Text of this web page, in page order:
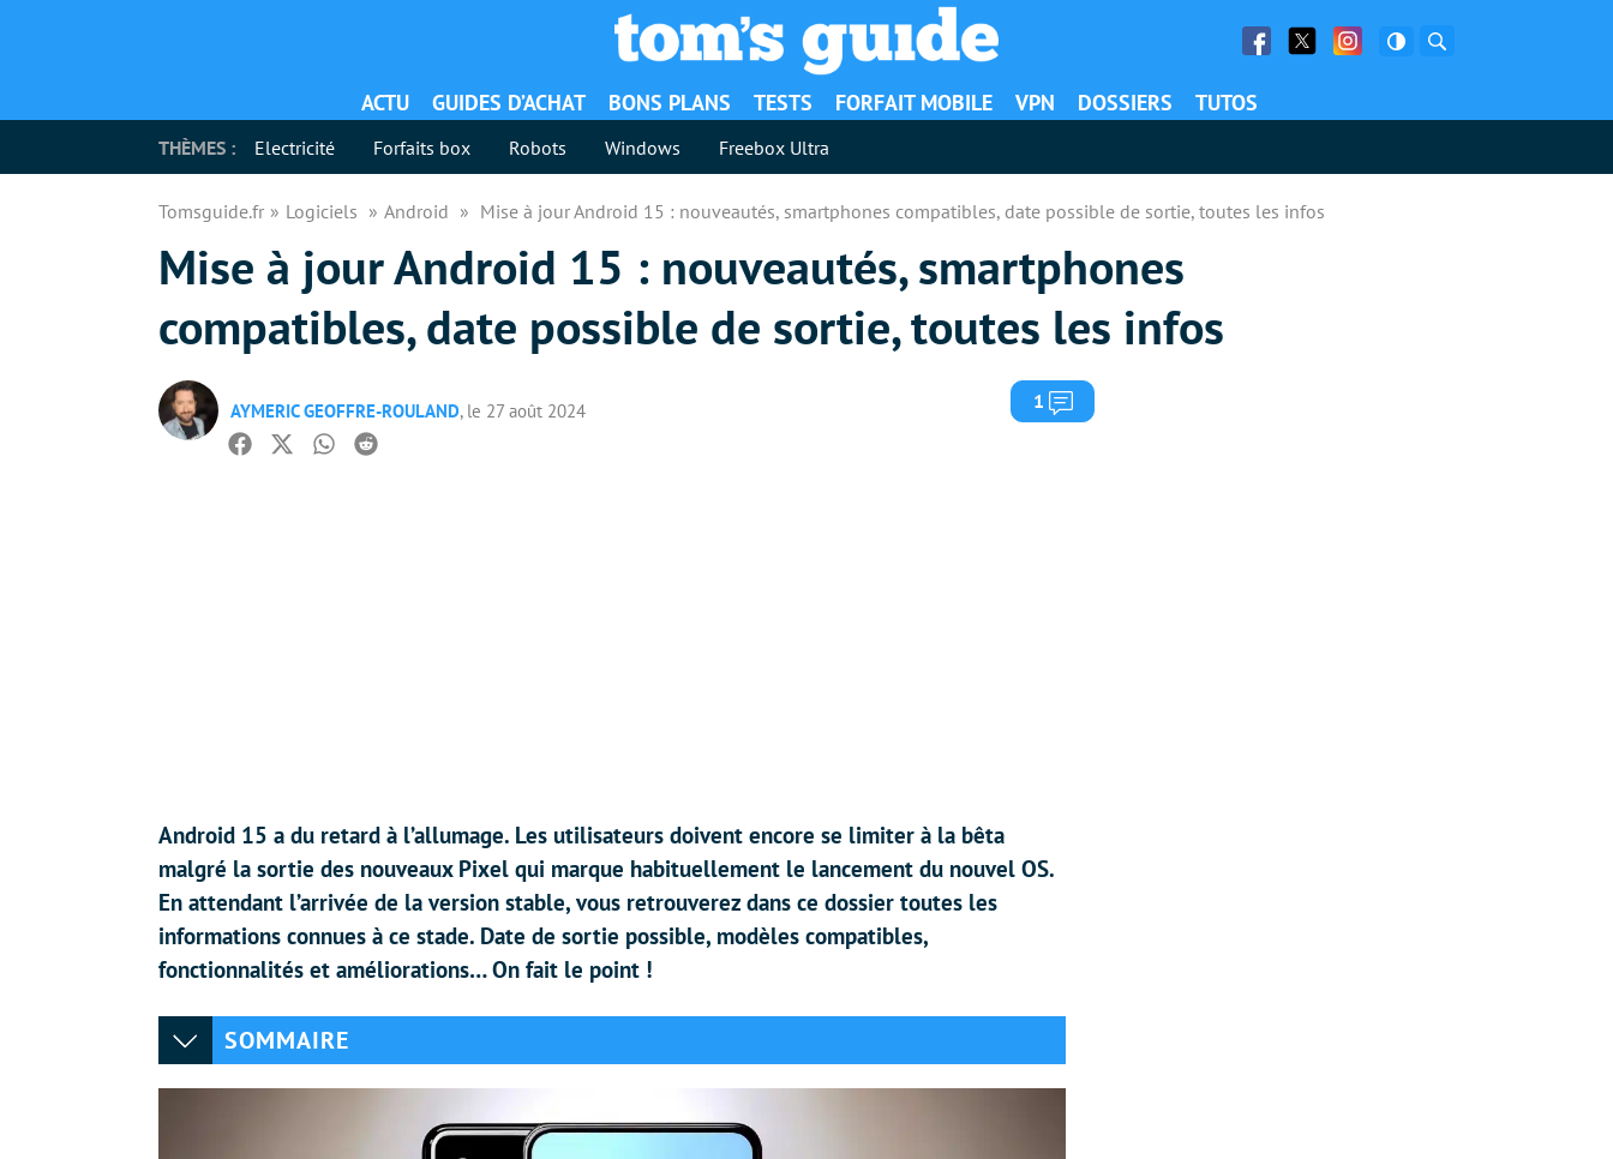
Facebook
Twitter Facebook
ACTU GUIDES D’ACHAT BONS PLANS TESTS FORFAIT MOBILE VPN DOSSIERS TUTOS
THÈMES : Electricité Forfaits box Robots Windows Freebox Ultra
Tomsguide.fr Logiciels Android Mise à jour Android 15 : nouveautés, smartphones compatibles, date possible de sortie, toutes les infos
Mise à jour Android 15 : nouveautés, smartphones
compatibles, date possible de sortie, toutes les infos
AYMERIC GEOFFRE-ROULAND, le 27 août 2024 1 Commentaires
Facebook
TwitterWhatsapp
Reddit
Android 15 a du retard à l’allumage. Les utilisateurs doivent encore se limiter à la bêta
malgré la sortie des nouveaux Pixel qui marque habituellement le lancement du nouvel OS.
En attendant l’arrivée de la version stable, vous retrouverez dans ce dossier toutes les
informations connues à ce stade. Date de sortie possible, modèles compatibles,
fonctionnalités et améliorations… On fait le point !
SOMMAIRE